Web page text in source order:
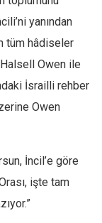
yanından
tüm hâdiseler
Owen ile
İsrailli rehber
Owen
İncil’e göre
işte tam